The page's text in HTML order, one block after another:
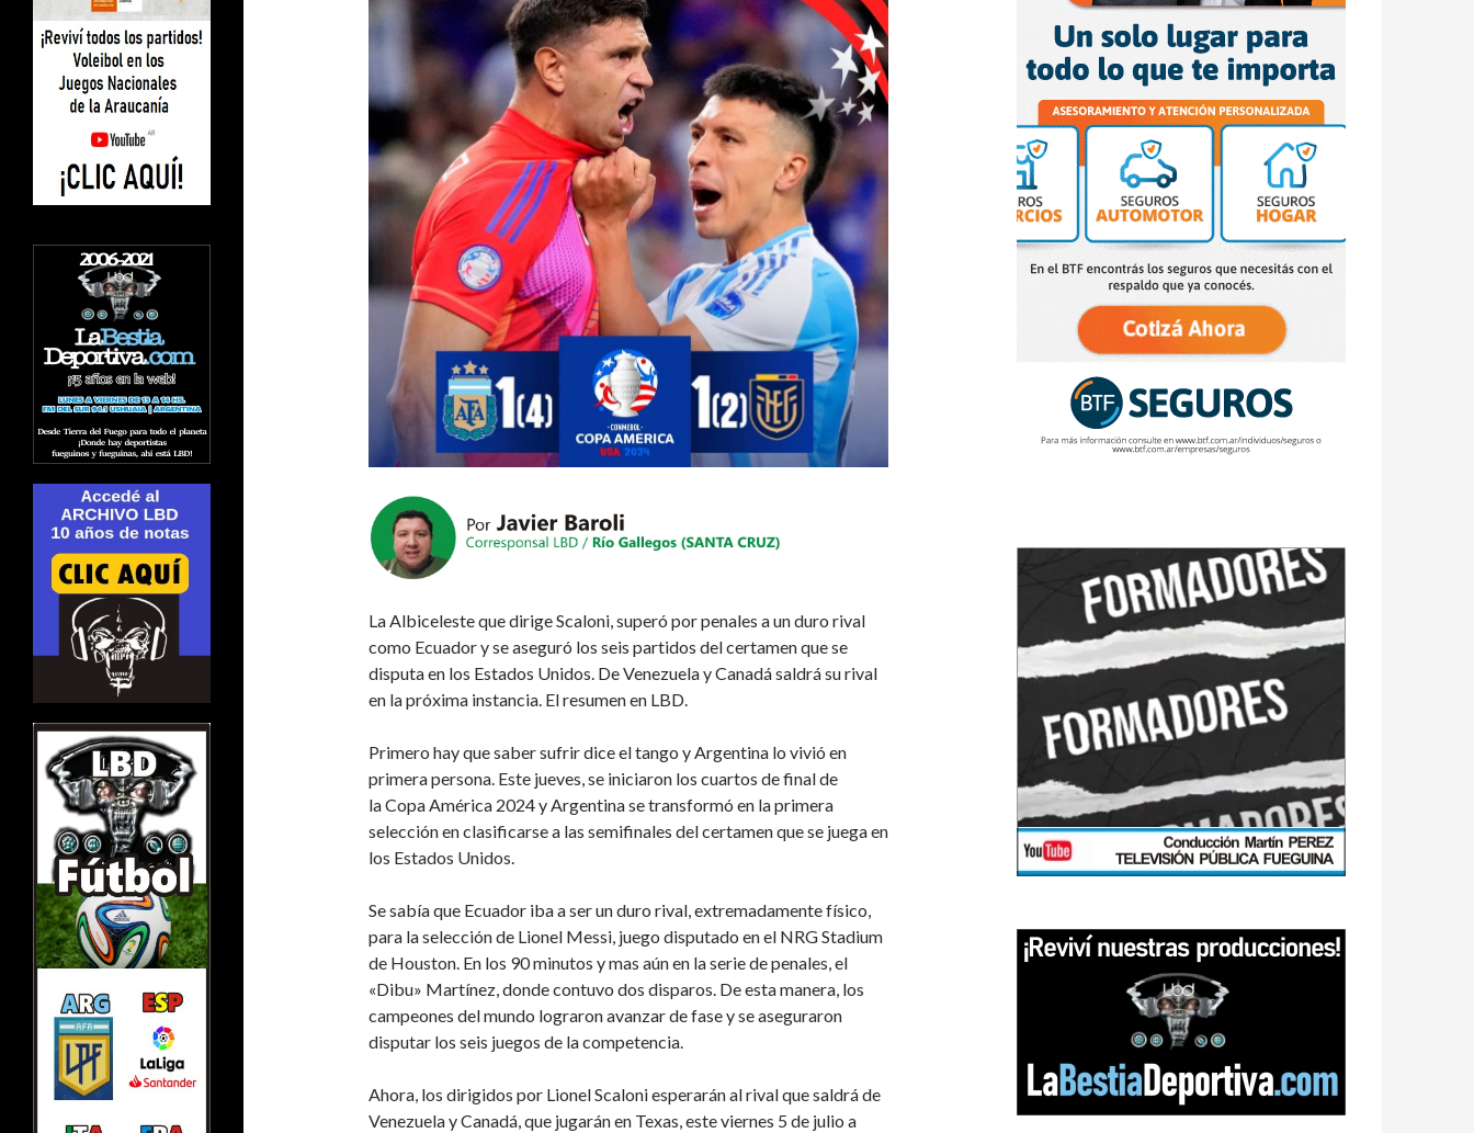
La Albiceleste que dirige Scaloni, superó por penales a un duro rival
como Ecuador y se aseguró los seis partidos del certamen que se
disputa en los Estados Unidos. De Venezuela y Canadá saldrá su rival
en la próxima instancia. El resumen en LBD.
Primero hay que saber sufrir dice el tango y Argentina lo vivió en
primera persona. Este jueves, se iniciaron los cuartos de final de
la Copa América 2024 y Argentina se transformó en la primera
selección en clasificarse a las semifinales del certamen que se juega en
los Estados Unidos.
Se sabía que Ecuador iba a ser un duro rival, extremadamente físico,
para la selección de Lionel Messi, juego disputado en el NRG Stadium
de Houston. En los 90 minutos y mas aún en la serie de penales, el
«Dibu» Martínez, donde contuvo dos disparos. De esta manera, los
campeones del mundo lograron avanzar de fase y se aseguraron
disputar los seis juegos de la competencia.
Ahora, los dirigidos por Lionel Scaloni esperarán al rival que saldrá de
Venezuela y Canadá, que jugarán en Texas, este viernes 5 de julio a